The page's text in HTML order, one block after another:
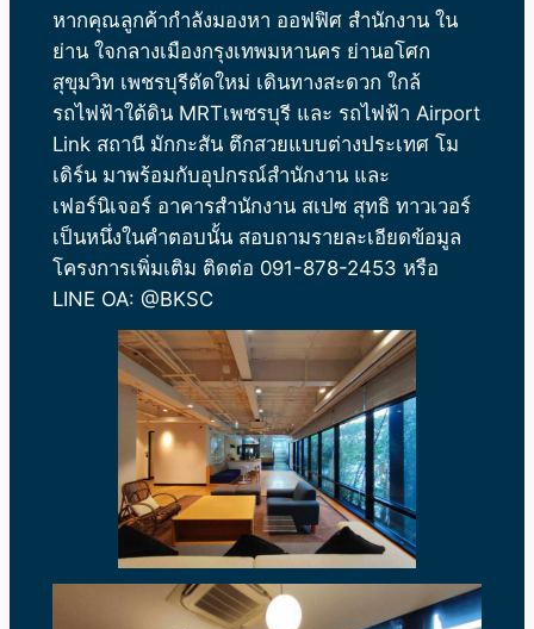
หากคุณลูกค้ากำลังมองหา ออฟฟิศ สำนักงาน ใน
ย่าน ใจกลางเมืองกรุงเทพมหานคร ย่านอโศก
สุขุมวิท เพชรบุรีตัดใหม่ เดินทางสะดวก ใกล้
รถไฟฟ้าใต้ดิน MRTเพชรบุรี และ รถไฟฟ้า Airport
Link สถานี มักกะสัน ตึกสวยแบบต่างประเทศ โม
เดิร์น มาพร้อมกับอุปกรณ์สำนักงาน และ
เฟอร์นิเจอร์ อาคารสำนักงาน สเปซ สุทธิ ทาวเวอร์
เป็นหนึ่งในคำตอบนั้น สอบถามรายละเอียดข้อมูล
โครงการเพิ่มเติม ติดต่อ 091-878-2453 หรือ
LINE OA: @BKSC